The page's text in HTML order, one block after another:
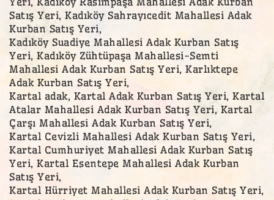
Satış Yeri, Kadıköy Sahrayıcedit Mahallesi Adak
Kurban Satış Yeri,
Kadıköy Suadiye Mahallesi Adak Kurban Satış
Yeri, Kadıköy Zühtüpaşa Mahallesi-Semti
Mahallesi Adak Kurban Satış Yeri, Karlıktepe
Adak Kurban Satış Yeri,
Kartal adak, Kartal Adak Kurban Satış Yeri, Kartal
Atalar Mahallesi Adak Kurban Satış Yeri, Kartal
Çarşı Mahallesi Adak Kurban Satış Yeri,
Kartal Cevizli Mahallesi Adak Kurban Satış Yeri,
Kartal Cumhuriyet Mahallesi Adak Kurban Satış
Yeri, Kartal Esentepe Mahallesi Adak Kurban
Satış Yeri,
Kartal Hürriyet Mahallesi Adak Kurban Satış Yeri,